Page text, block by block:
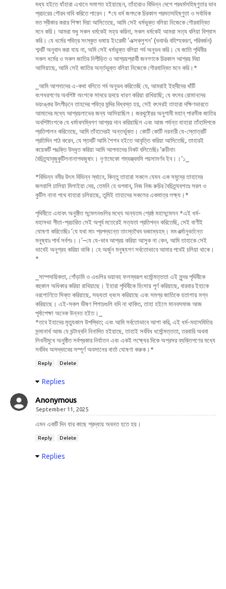
মধ্য হইতে যাঁহারা এখানে সমাগত হইয়াছেন, তাঁহারাও বিভিন্ন দেশে পরধর্মসহিষ্ণুতার ভাব
প্রচারের গৌরব দাবি করিতে পারেন। *যে ধর্ম জগৎকে চিরকাল পরমতসহিষ্ণুতা ও সর্বাধিক
মত স্বীকার করার শিক্ষা দিয়া আসিতেছে, আমি সেই ধর্মভুক্ত বলিয়া নিজেকে গৌরবান্বিত
মনে করি। আমরা শুধু সকল ধর্মকেই সহ্য করিনা, সকল ধর্মকেই আমরা সত্য বলিয়া বিশ্বাস
করি। যে ধর্মের পবিত্র সংস্কৃত ভষায় ইংরেজী ‘এক্সক্লুশন’ (ভবার্থঃ বহিষ্হকরণ, পরিবর্জন)
শব্দটি অনুবাদ করা যায় না, অমি সেই ধর্মভুক্ত বলিয়া গর্ব অনুভব করি। যে জাতি পৃথিবীর
সকল ধর্মের ও সকল জাতির নিপীড়িত ও আশ্রয়প্রার্থী জনগণকে চিরকাল আশ্রয় দিয়া
আসিয়াছে, আমি সেই জাতির অর্ন্তভুক্ত বলিয়া নিজেকে গৌরবান্বিত মনে করি।*
_আমি আপনাদের এ-কথা বলিতে গর্ব অনুভব করিতেছি যে, আমরাই ইহুদীদের খাঁটি
বংশধরগণের অবশিষ্ট অংশকে সাদরে হৃদয়ে ধারণ করিয়া রাখিয়াছি; যে বৎসর রোমানদের
ভয়ংঙ্কর উৎপীড়নে তাহদের পবিত্র মন্দির বিধ্বস্ত হয়, সেই বৎসরই তাহারা দক্ষিণভারতে
আমাদের মধ্যে আশ্রয়লাভের জন্য আসিয়াছিল। জরথুষ্ট্রের অনুগামী মহান্ পারসীক জাতির
অবশিষ্টাংশকে যে ধর্মাবলম্বিগণ আশ্রয় দান করিয়াছিল এবং আজ পর্যন্ত যাহারা তাঁহাদিগকে
প্রতিপালন করিতেছে, আমি তাঁহাদেরই অন্তর্ভুক্ত। কোটি কোটি নরনারী যে-স্তোত্রটি
প্রতিদিন পাঠ করেন, যে স্তবটি আমি শৈশব হইতে আবৃত্তি করিয়া আসিতেছি, তাহারই
কয়েকটি পঙক্তি উদ্ধৃত করিয়া আমি আপনাদের নিকট বলিতেছিঃ ‘রুচীনাং
বৈচিত্র্যাদৃজুকুটিলনানাপথজুষাং। নৃণামেকো গম্যস্ত্বমসি পয়সামর্ণব ইব।।‘১_
*বিভিন্ন নদীর উৎস বিভিন্ন স্থানে, কিন্তু তাহারা সকলে যেমন এক সমুদ্রে তাহাদের
জলরাশি ঢালিয়া মিলাইয়া দেয়, তেমনি হে ভগবান্, নিজ নিজ রুচির বৈচিত্র্যবশতঃ সরল ও
কুটিল নানা পথে যাহারা চলিয়াছে, তুমিই তাহাদের সকলের একমাত্র লক্ষ্য।*
পৃথিবীতে এযাবৎ অনুষ্ঠিত সন্মেলনগুলির মধ্যে অন্যতম শ্রেষ্ঠ মহাসন্মেলন *এই ধর্ম-
মহাসভা গীতা-প্রচারিত সেই অপূর্ব মতেরেই সত্যতা প্রতিপন্ন করিতেছি, সেই বাণীই
ঘোষণা করিতেছিঃ ‘যে যথা মাং প্রপদ্যন্তে তাংস্তথৈব ভজাম্যহম্। মম বর্ত্মানুবর্তন্তে
মনুষ্যাঃ পার্থ সর্বশঃ।।’–যে যে-ভাব আশ্রয় করিয়া আসুক না কেন, আমি তাহাকে সেই
ভাবেই অনুগ্রহ করিয়া থাকি। হে অর্জুন মনুষ্যগণ সর্বতোভাবে আমার পথেই চলিয়া থাকে।
*
_সাম্পদায়িকতা, গোঁড়ামি ও এগুলির ভয়াবহ ফলস্বরূপ ধর্মোন্মত্ততা এই সুন্দর পৃথিবীকে
বহুকাল অধিকার করিয়া রাখিয়াছে। ইহারা পৃথিবীকে হিংসায় পূর্ণ করিয়াছে, বারবার ইহাকে
নরশোণিতে সিক্ত করিয়াছে, সভ্যতা ধ্বংস করিয়াছে এবং সমগ্র জাতিকে হতাশায় মগ্ন
করিয়াছে। এই-সকল ভীষণ পিশাচগুলি যদি না থাকিত, তাহা হইলে মানবসমাজ আজ
পূর্বাপেক্ষা অনেক উন্নত হইত।_
*তবে ইহাদের মৃত্যুকাল উপস্থিত; এবং আমি সর্বতোভাবে আশা করি, এই ধর্ম-মহাসমিতির
সন্মানার্থ আজ যে ঘন্টাধ্বনি নিনাদিত হইয়াছে, তাহাই সর্ববিধ ধর্মোন্মত্ততা, তরবারি অথবা
লিখনীমুখে অনুষ্ঠিত সর্বপ্রকার নির্যাতন এবং একই লক্ষ্যের দিকে অগ্রসর ব্যক্তিগণের মধ্যে
সর্ববিধ অসদ্ভাবের সম্পূর্ণ অবসানের বার্তা ঘোষণা করুক।*
Reply Delete
Replies
Anonymous
September 11, 2025
এমন একটি দিন যার কাছে শ্রদ্ধায় অবনত হতে হয়।
Reply Delete
Replies